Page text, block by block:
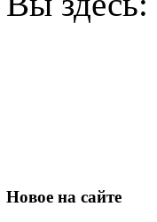
Новое на сайте